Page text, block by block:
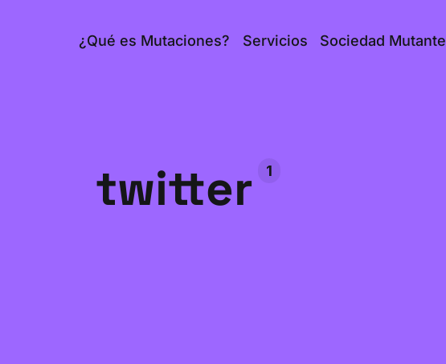
¿Qué es Mutaciones? Servicios Sociedad Mutante
twitter 1